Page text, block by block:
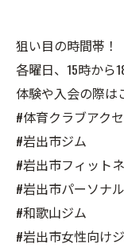
狙い目の時間帯！
各曜日、15時から
体験や入会の際
#体育クラブアク
#岩出市ジム
#岩出市フィット
#岩出市パーソナル
#和歌山ジム
#岩出市女性向け